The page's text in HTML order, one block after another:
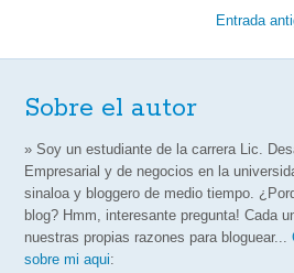
Entrada
Sobre el autor
» Soy un estudiante de la carrera Lic.
Empresarial y de negocios en la
sinaloa y bloggero de medio tiempo.
blog? Hmm, interesante pregunta! Cada
nuestras propias razones para bloguear...
sobre mi aqui: